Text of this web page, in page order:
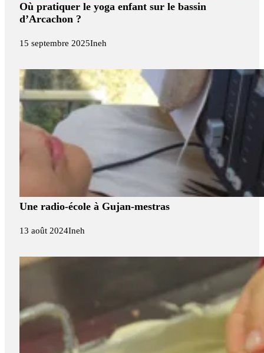
Où pratiquer le yoga enfant sur le bassin
d’Arcachon ?
15 septembre 2025Ineh
Une radio-école à Gujan-mestras
13 août 2024Ineh